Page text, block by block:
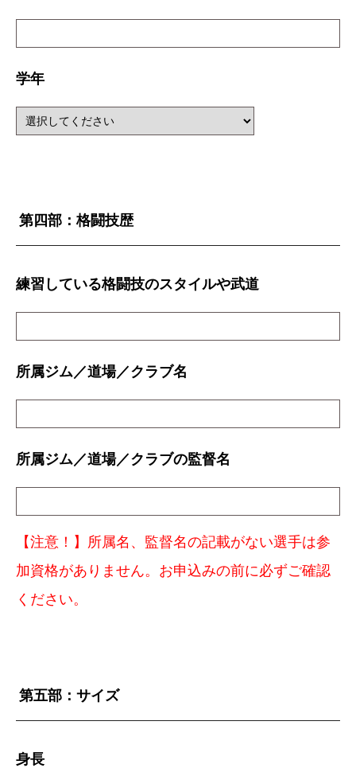
学年
第四部：格闘技歴
練習している格闘技のスタイルや武道
所属ジム／道場／クラブ名
所属ジム／道場／クラブの監督名
【注意！】所属名、監督名の記載がない選手は参
加資格がありません。お申込みの前に必ずご確認
ください。
第五部：サイズ
身長